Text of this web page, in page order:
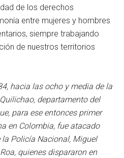
de los derechos
entre mujeres y hombres
siempre trabajando
de nuestros territorios
hacia las ocho y media de la
departamento del
para ese entonces primer
en Colombia, fue atacado
la Policía Nacional, Miguel
quienes dispararon en